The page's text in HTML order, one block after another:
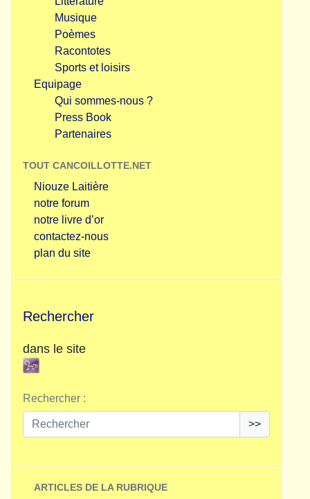
Musique
Poèmes
Racontotes
Sports et loisirs
Equipage
Qui sommes-nous ?
Press Book
Partenaires
TOUT CANCOILLOTTE.NET
Niouze Laitière
notre forum
notre livre d’or
contactez-nous
plan du site
Rechercher
dans le site
Rechercher :
>>
ARTICLES DE LA RUBRIQUE